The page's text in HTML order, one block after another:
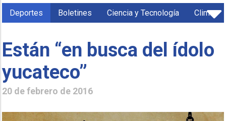
Deportes Boletines Ciencia y Tecnología Clima
Están “en busca del ídolo
yucateco”
20 de febrero de 2016